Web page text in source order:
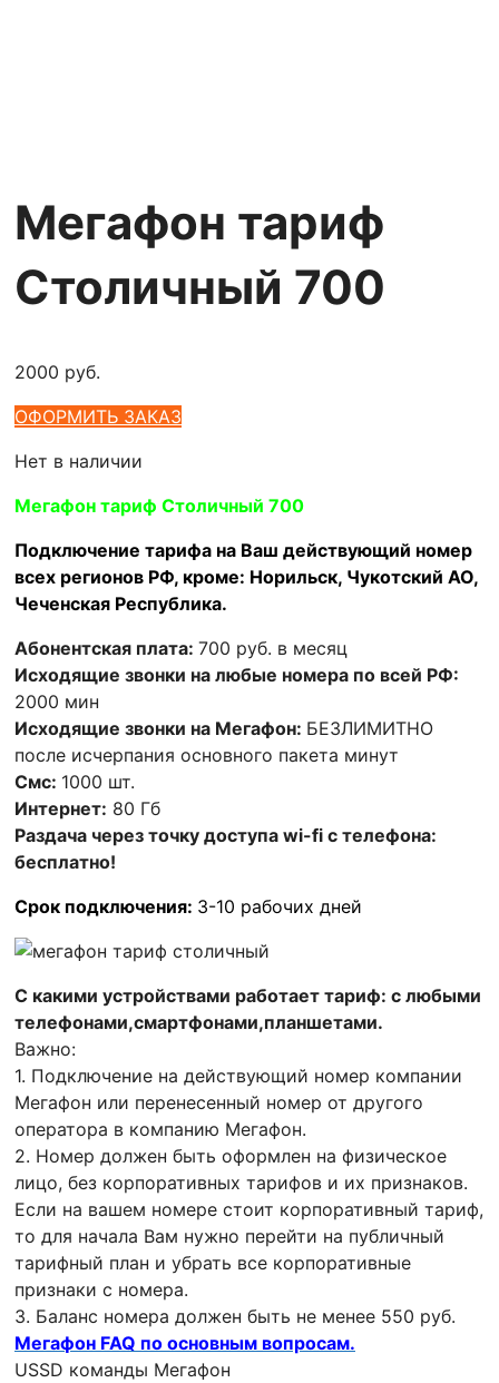
Мегафон тариф
Столичный 700
2000 руб.
ОФОРМИТЬ ЗАКАЗ
Нет в наличии
Мегафон тариф Столичный 700
Подключение тарифа на Ваш действующий номер
всех регионов РФ, кроме: Норильск, Чукотский АО,
Чеченская Республика.
Абонентская плата: 700 руб. в месяц
Исходящие звонки на любые номера по всей РФ:
2000 мин
Исходящие звонки на Мегафон: БЕЗЛИМИТНО
после исчерпания основного пакета минут
Смс: 1000 шт.
Интернет: 80 Гб
Раздача через точку доступа wi-fi с телефона:
бесплатно!
Срок подключения: 3-10 рабочих дней
С какими устройствами работает тариф: с любыми
телефонами,смартфонами,планшетами.
Важно:
1. Подключение на действующий номер компании
Мегафон или перенесенный номер от другого
оператора в компанию Мегафон.
2. Номер должен быть оформлен на физическое
лицо, без корпоративных тарифов и их признаков.
Если на вашем номере стоит корпоративный тариф,
то для начала Вам нужно перейти на публичный
тарифный план и убрать все корпоративные
признаки с номера.
3. Баланс номера должен быть не менее 550 руб.
Мегафон FAQ по основным вопросам.
USSD команды Мегафон